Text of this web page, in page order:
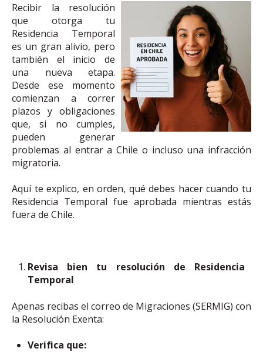
Recibir la resolución
que otorga tu
Residencia Temporal
es un gran alivio, pero
también el inicio de
una nueva etapa.
Desde ese momento
comienzan a correr
plazos y obligaciones
que, si no cumples,
pueden generar
problemas al entrar a Chile o incluso una infracción
migratoria.
Aquí te explico, en orden, qué debes hacer cuando tu
Residencia Temporal fue aprobada mientras estás
fuera de Chile.
Revisa bien tu resolución de Residencia
Temporal
Apenas recibas el correo de Migraciones (SERMIG) con
la Resolución Exenta:
Verifica que: